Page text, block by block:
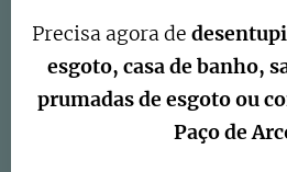
Precisa agora de
esgoto, casa de banho,
prumadas de esgoto ou
Paço de